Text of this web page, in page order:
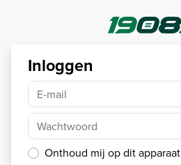
Inloggen
E-mail
Wachtwoord
Onthoud mij op dit apparaat